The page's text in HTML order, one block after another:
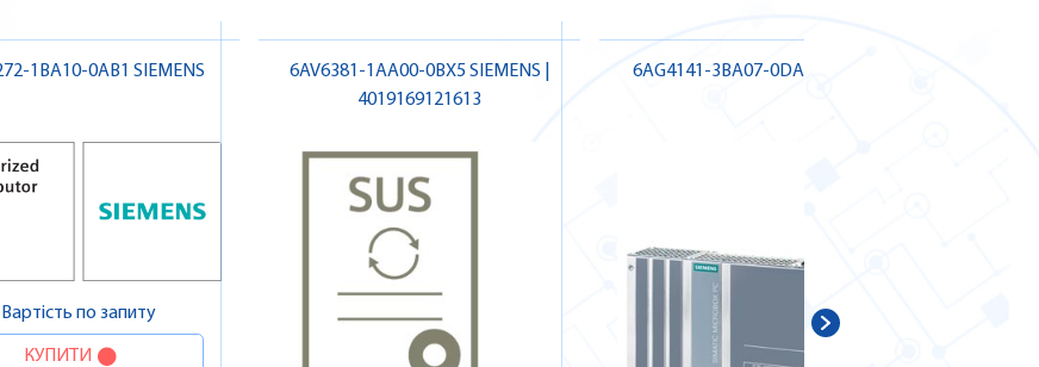
1BA10-0AB1 SIEMENS
Вартість по запиту
КУПИТИ
6AV6381-1AA00-0BX5 SIEMENS |
4019169121613
6AG4141-3BA07-0DA0 SIEMENS